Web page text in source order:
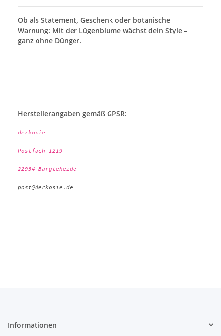
Ob als Statement, Geschenk oder botanische
Warnung: Mit der Lügenblume wächst dein Style –
ganz ohne Dünger.
Herstellerangaben gemäß GPSR:
derkosie
Postfach 1219
22934 Bargteheide
post@derkosie.de
Informationen